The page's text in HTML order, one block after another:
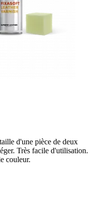
d'une pièce de deux
Très facile d'utilisation.
couleur.